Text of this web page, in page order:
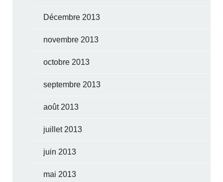
Décembre 2013
novembre 2013
octobre 2013
septembre 2013
août 2013
juillet 2013
juin 2013
mai 2013